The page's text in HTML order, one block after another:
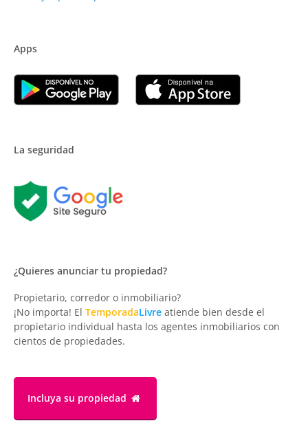
Apps
La seguridad
¿Quieres anunciar tu propiedad?
Propietario, corredor o inmobiliario?
¡No importa! El TemporadaLivre atiende bien desde el
propietario individual hasta los agentes inmobiliarios con
cientos de propiedades.
Incluya su propiedad